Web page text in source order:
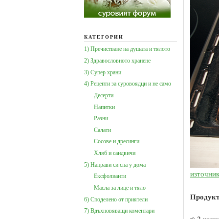
източник
КАТЕГОРИИ
1) Пречистване на душата и тялото
2) Здравословното хранене
3) Супер храни
4) Рецепти за суровоядци и не само
Десерти
Напитки
Разни
Салати
Сосове и дресинги
Хляб и сандвичи
5) Направи си спа у дома
Ексфолианти
Масла за лице и тяло
6) Споделено от приятели
7) Вдъхновяващи коментари